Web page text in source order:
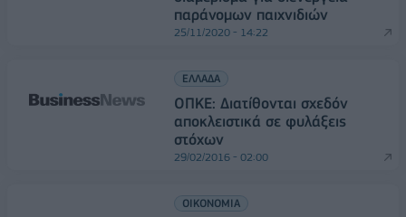
παράνομων παιχνιδιών
25/11/2020 - 14:22
ΕΛΛΑΔΑ
ΟΠΚΕ: Διατίθονται σχεδόν
αποκλειστικά σε φυλάξεις
στόχων
29/02/2016 - 02:00
ΟΙΚΟΝΟΜΙΑ